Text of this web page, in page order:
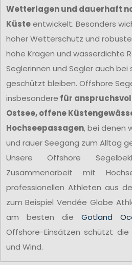
Wetterlagen und dauerhaft
Küsteentwickelt. Besonders
hoher Wetterschutz und
hohe Kragen und wasserdichte
Seglerinnen und Segler auch
geschützt bleiben. Offshore
insbesondere für
Ostsee, offene
Hochseepassagen, bei denen
und rauer Seegang zum Alltag
Unsere Offshore
Zusammenarbeit mit
professionellen Athleten aus
zum Beispiel Vendée Globe
am besten die Gotland
Offshore-Einsätzen schützt
und Wind.